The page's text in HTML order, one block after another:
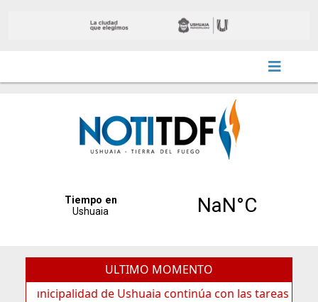
ULTIMO MOMENTO
de Ushuaia continúa con las tareas de